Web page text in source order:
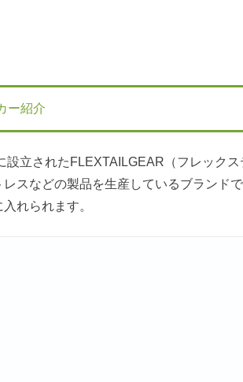
ー紹介
設立されたFLEXTAILGEAR（フレック
レスなどの製品を生産しているブランド
れられます。